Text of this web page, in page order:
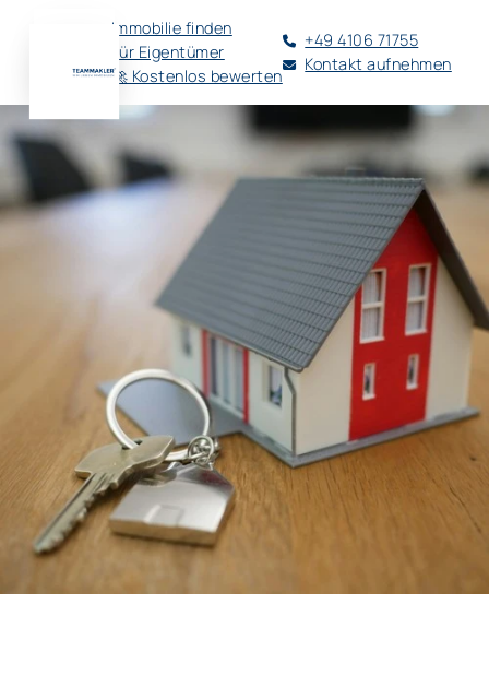
Immobilie finden
Für Eigentümer
🚀 Kostenlos bewerten
+49 4106 71755
Kontakt aufnehmen